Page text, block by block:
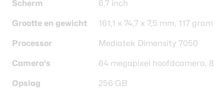
Scherm 6,7 inch
Grootte en gewicht 161,1 x 74,7 x 7,5 mm, 117 gram
Processor Mediatek Dimensity 7050
Camera’s 64 megapixel hoofdcamera, 8
Opslag 256 GB